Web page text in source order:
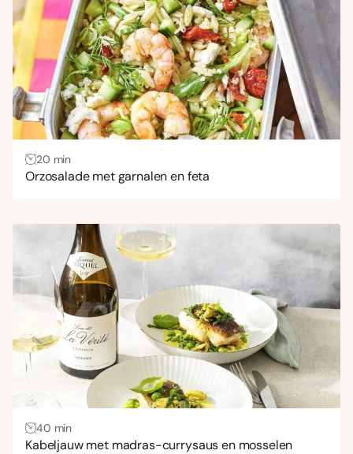
20 min
Orzosalade met garnalen en feta
40 min
Kabeljauw met madras-currysaus en mosselen